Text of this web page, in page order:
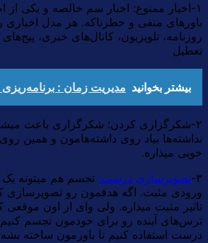
۱-اخبار ممنوع: اخبار سم خالصه و یکی از
باورهای منفی و خطرناکه. هر مدل اخباری
روزنامه، تلویزیون، کانال‌های خبری،
تعطیل
بیشتر بخوانید مدیریت زمان :
۲-شکرگزاری کردن: شکرگزاری باعث
نداشته‌ها بیاد روی داشته‌هامون و همین روی
خوبی میذاره.
۳- تصویرسازی درست: تجسم هم میتونه
ورودی مثبت. اگه هدفمون رو تصویرسازی
تاثیر مثبت میذاره. ولی وای از اون
ترس‌های آینده رو برای خودمون تجسم
درست استفاده کنیم تا باورمون ساخته